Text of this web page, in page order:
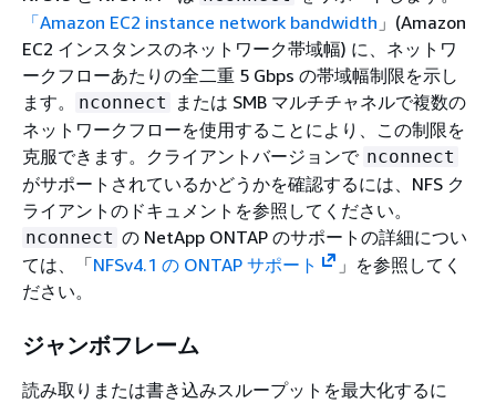
「Amazon EC2 instance network bandwidth 」(Amazon
EC2 インスタンスのネットワーク帯域幅) に、ネットワ
ークフローあたりの全二重 5 Gbps の帯域幅制限を示し
ます。
nconnect
または SMB マルチチャネルで複数の
ネットワークフローを使用することにより、この制限を
克服できます。クライアントバージョンで nconnect
がサポートされているかどうかを確認するには、NFS ク
ライアントのドキュメントを参照してください。
nconnect の NetApp ONTAP のサポートの詳細につい
ては、「NFSv4.1 の ONTAP サポート
」を参照してく
ださい。
ジャンボフレーム
読み取りまたは書き込みスループットを最大化するに